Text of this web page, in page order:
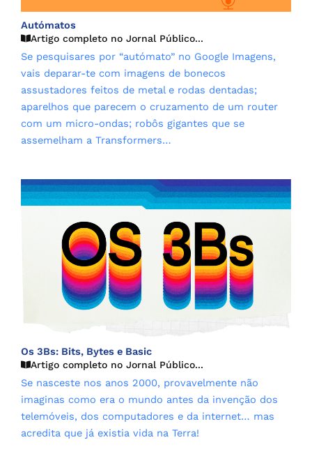
Autómatos
Artigo completo no Jornal Público...
Se pesquisares por “autómato” no Google Imagens,
vais deparar-te com imagens de bonecos
assustadores feitos de metal e rodas dentadas;
aparelhos que parecem o cruzamento de um router
com um micro-ondas; robôs gigantes que se
assemelham a Transformers…
Os 3Bs: Bits, Bytes e Basic
Artigo completo no Jornal Público...
Se nasceste nos anos 2000, provavelmente não
imaginas como era o mundo antes da invenção dos
telemóveis, dos computadores e da internet… mas
acredita que já existia vida na Terra!